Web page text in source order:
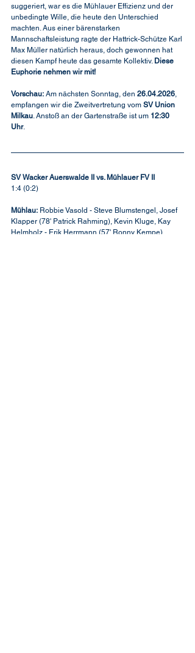
suggeriert, war es die Mühlauer Effizienz und der
unbedingte Wille, die heute den Unterschied
machten. Aus einer bärenstarken
Mannschaftsleistung ragte der Hattrick-Schütze Karl
Max Müller natürlich heraus, doch gewonnen hat
diesen Kampf heute das gesamte Kollektiv. Diese
Euphorie nehmen wir mit!
Vorschau: Am nächsten Sonntag, den 26.04.2026
empfangen wir die Zweitvertretung vom SV Union
Milkau . Anstoß an der Gartenstraße ist um 12:30
Uhr.
SV Wacker Auerswalde II vs. Mühlauer FV II
1:4 (0:2)
Mühlau: Robbie Vasold - Steve Blumstengel, Josef
Klapper (78' Patrick Rahming), Kevin Kluge, Kay
Helmholz - Erik Herrmann (57' Ronny Kempe),